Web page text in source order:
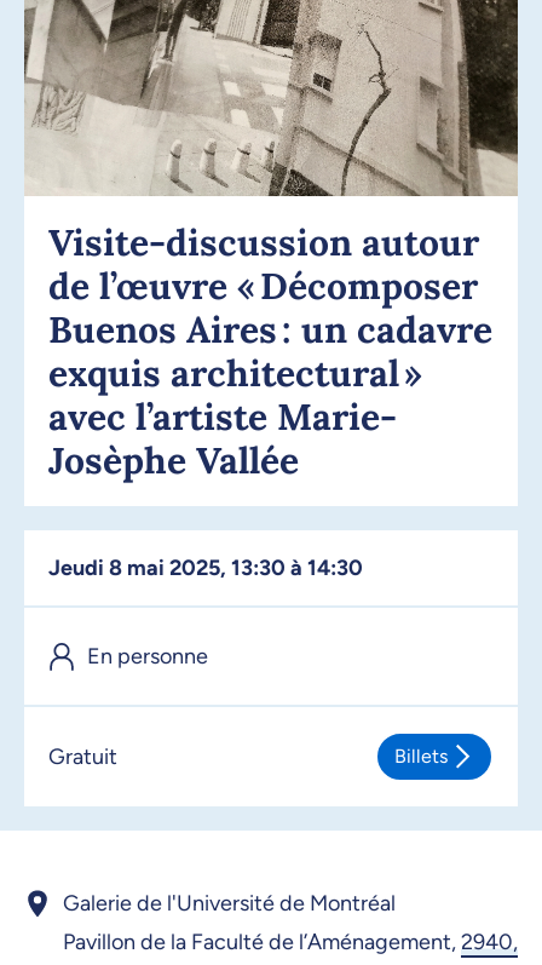
Visite-discussion autour
de l’œuvre « Décomposer
Buenos Aires : un cadavre
exquis architectural »
avec l’artiste Marie-
Josèphe Vallée
jeudi 8 mai 2025, 13:30 à 14:30
En personne
Gratuit Billets
Galerie de l'Université de Montréal
Pavillon de la Faculté de l’Aménagement,2940,